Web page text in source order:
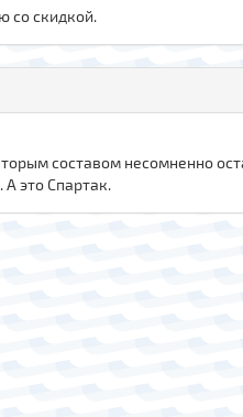
со скидкой.
составом несомненно
это Спартак.